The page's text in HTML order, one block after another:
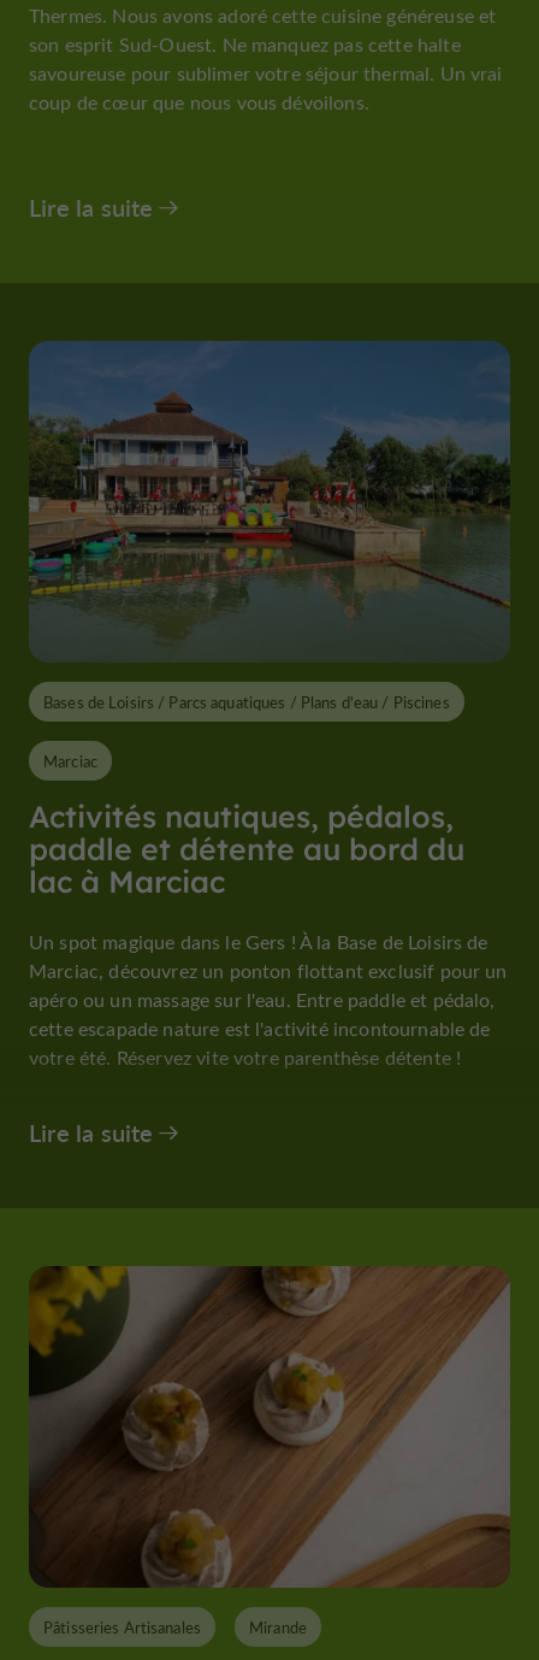
Thermes. Nous avons adoré cette cuisine généreuse et
son esprit Sud-Ouest. Ne manquez pas cette halte
savoureuse pour sublimer votre séjour thermal. Un vrai
coup de cœur que nous vous dévoilons.
Lire la suite
Activités nautiques, pédalos,
paddle et détente au bord du
lac à Marciac
Bases de Loisirs / Parcs aquatiques / Plans d'eau / Piscines
Marciac
Un spot magique dans le Gers ! À la Base de Loisirs de
Marciac, découvrez un ponton flottant exclusif pour un
apéro ou un massage sur l'eau. Entre paddle et pédalo,
cette escapade nature est l'activité incontournable de
votre été. Réservez vite votre parenthèse détente !
Lire la suite
Pâtisseries Artisanales Mirande